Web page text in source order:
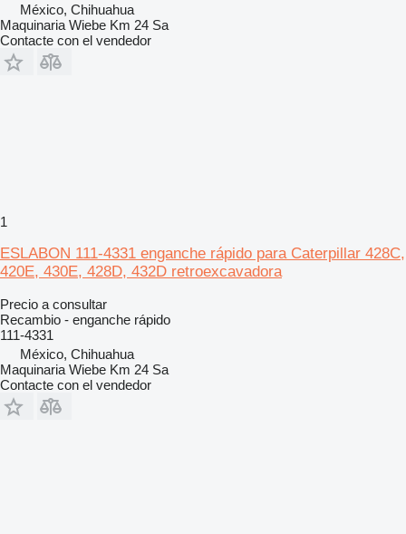
México, Chihuahua
Maquinaria Wiebe Km 24 Sa
Contacte con el vendedor
1
ESLABON 111-4331 enganche rápido para Caterpillar 428C,
420E, 430E, 428D, 432D retroexcavadora
Precio a consultar
Recambio - enganche rápido
111-4331
México, Chihuahua
Maquinaria Wiebe Km 24 Sa
Contacte con el vendedor